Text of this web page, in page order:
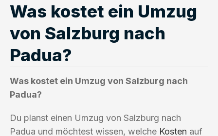
Was kostet ein Umzug
von Salzburg nach
Padua?
Was kostet ein Umzug von Salzburg nach
Padua?
Du planst einen Umzug von Salzburg nach
Padua und möchtest wissen, welche Kosten auf